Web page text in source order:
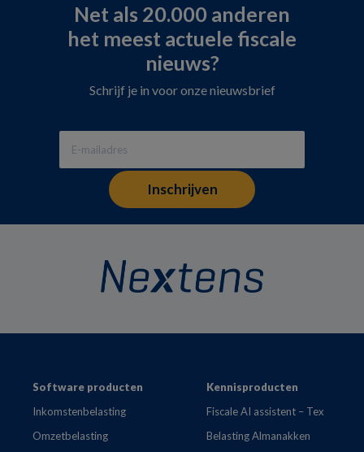
Net als 20.000 anderen
het meest actuele fiscale
nieuws?
Schrijf je in voor onze nieuwsbrief
FooterSoftware producten
Inkomstenbelasting
Omzetbelasting
Kennisproducten
Fiscale AI assistent – Tex
Belasting Almanakken